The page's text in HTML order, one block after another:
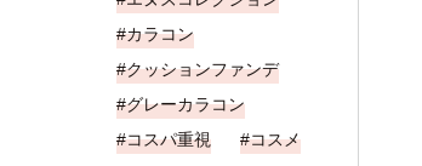
カラコン
クッションファンデ
グレーカラコン
コスパ重視
コスメ